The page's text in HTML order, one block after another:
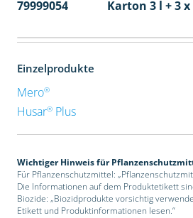
79999054 Karton 3 l + 3
Einzelprodukte
Mero®
Husar®Plus
Wichtiger Hinweis für
Für Pflanzenschutzmittel:
Die Informationen auf dem Produktetikett
Biozide: „Biozidprodukte vorsichtig
Etikett und Produktinformationen lesen.“